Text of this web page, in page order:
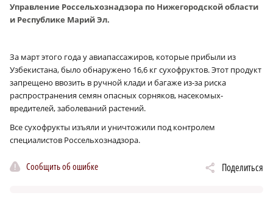
Управление Россельхознадзора по Нижегородской области
и Республике Марий Эл.
За март этого года у авиапассажиров, которые прибыли из
Узбекистана, было обнаружено 16,6 кг сухофруктов. Этот продукт
запрещено ввозить в ручной клади и багаже из-за риска
распространения семян опасных сорняков, насекомых-
вредителей, заболеваний растений.
Все сухофрукты изъяли и уничтожили под контролем
специалистов Россельхознадзора.
Сообщить об ошибке Поделиться